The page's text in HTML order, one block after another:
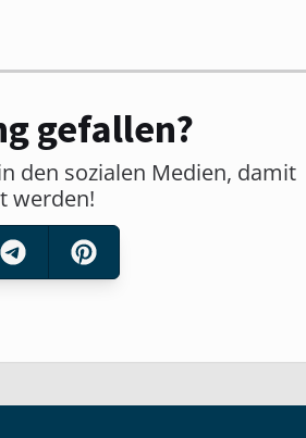
gefallen?
den sozialen Medien, damit
werden!